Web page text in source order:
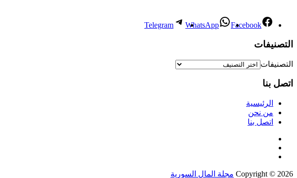
Facebook
WhatsApp
Telegram
التصنيفات
التصنيفات
اتصل بنا
الرئيسية
من نحن
اتصل بنا
Copyright © 2026 مجلة المال السورية